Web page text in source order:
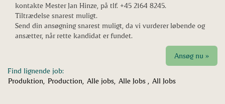
kontakte Mester Jan Hinze, på tlf. +45 2164 8245.
Tiltrædelse snarest muligt.
Send din ansøgning snarest muligt, da vi vurderer løbende og
ansætter, når rette kandidat er fundet.
Ansøg nu »
Find lignende job:
Produktion,
Production, Alle jobs, Alle Jobs , All Jobs